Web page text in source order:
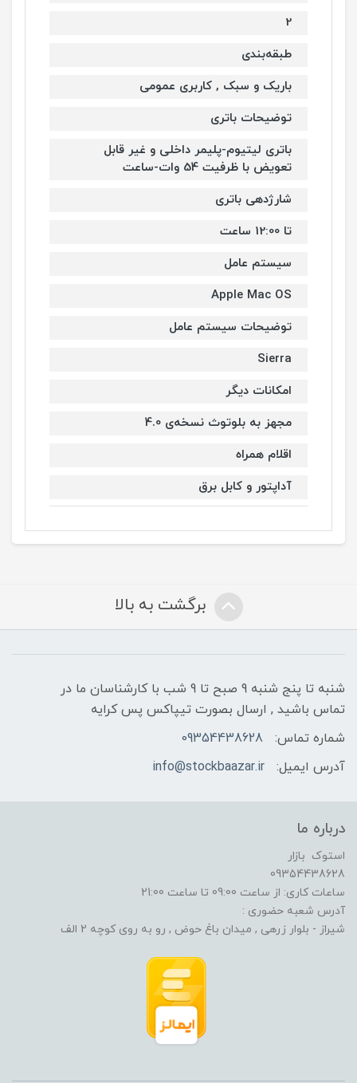
2
طبقه‌بندی
باریک و سبک , کاربری عمومی
توضیحات باتری
باتری لیتیوم-پلیمر داخلی و غیر قابل
تعویض با ظرفیت 54 وات-ساعت
شارژدهی باتری
تا 12:00 ساعت
سیستم عامل
Apple Mac OS
توضیحات سیستم عامل
Sierra
امکانات دیگر
مجهز به بلوتوث نسخه‌ی 4.0
اقلام همراه
آداپتور و کابل برق
برگشت به بالا
شنبه تا پنج شنبه 9 صبح تا 9 شب با کارشناسان ما در
تماس باشید , ارسال بصورت تیپاکس پس کرایه
شماره تماس:
09354438628
آدرس ایمیل:
info@stockbaazar.ir
درباره ما
استوک بازار
09354438628
ساعات کاری: از ساعت 09:00 تا ساعت 21:00
آدرس شعبه حضوری :
شیراز - بلوار زرهی , میدان باغ حوض , رو به روی کوچه 2 الف